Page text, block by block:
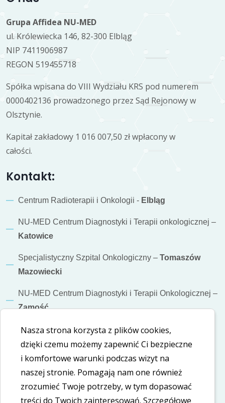
Grupa Affidea NU-MED
ul. Królewiecka 146, 82-300 Elbląg
NIP 7411906987
REGON 519455718
Spółka wpisana do VIII Wydziału KRS pod numerem
0000402136 prowadzonego przez Sąd Rejonowy w
Olsztynie.
Kapitał zakładowy 1 016 007,50 zł wpłacony w
całości.
Kontakt:
Centrum Radioterapii i Onkologii - Elbląg
NU-MED Centrum Diagnostyki i Terapii onkologicznej –
Katowice
Specjalistyczny Szpital Onkologiczny – Tomaszów
Mazowiecki
NU-MED Centrum Diagnostyki i Terapii Onkologicznej –
Zamość
Informacje dodatkowe
Polityka cookies
Polityka prywatności
Deklaracja dostępności
Nasza strona korzysta z plików cookies,
dzięki czemu możemy zapewnić Ci bezpieczne
i komfortowe warunki podczas wizyt na
naszej stronie. Pomagają nam one również
zrozumieć Twoje potrzeby, w tym dopasować
treści do Twoich zainteresowań. Szczegółowe